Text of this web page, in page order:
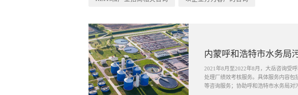
内蒙呼和浩特市水务局
2021年8月至2022年8月，大岳咨询受
处理厂绩效考核服务。具体服务内容包
等咨询服务；协助呼和浩特市水务局对